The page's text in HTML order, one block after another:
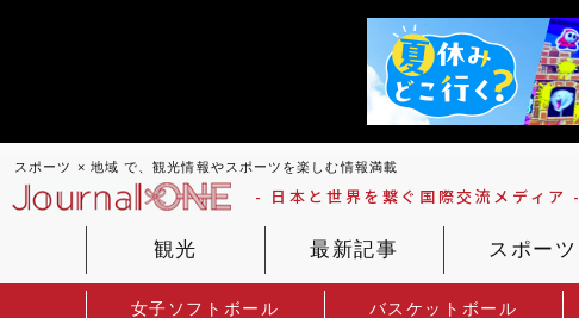
スポーツ × 地域 で、観光情報やスポーツを楽しむ情報満載
- 日本と世界を繋ぐ国際交流メディア -
観光 最新記事 スポーツ
女子ソフトボール バスケットボール